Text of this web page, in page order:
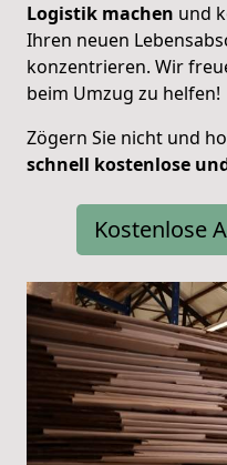
Logistik machen und
Ihren neuen
konzentrieren. Wir
beim Umzug zu helfen!
Zögern Sie nicht und
schnell kostenlose
Kostenlose